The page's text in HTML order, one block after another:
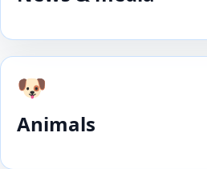
🐶
Animals